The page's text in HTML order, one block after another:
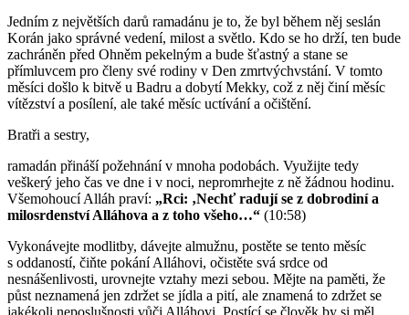
Jedním z největších darů ramadánu je to, že byl během něj seslán
Korán jako správné vedení, milost a světlo. Kdo se ho drží, ten bude
zachráněn před Ohněm pekelným a bude šťastný a stane se
přímluvcem pro členy své rodiny v Den zmrtvýchvstání. V tomto
měsíci došlo k bitvě u Badru a dobytí Mekky, což z něj činí měsíc
vítězství a posílení, ale také měsíc uctívání a očištění.
Bratři a sestry,
ramadán přináší požehnání v mnoha podobách. Využijte tedy
veškerý jeho čas ve dne i v noci, nepromrhejte z ně žádnou hodinu.
Všemohoucí Alláh praví: „Rci: ‚Nechť radují se z dobrodiní a
milosrdenství Alláhova a z toho všeho…“ (10:58)
Vykonávejte modlitby, dávejte almužnu, postěte se tento měsíc
s oddaností, čiňte pokání Alláhovi, očistěte svá srdce od
nesnášenlivosti, urovnejte vztahy mezi sebou. Mějte na paměti, že
půst neznamená jen zdržet se jídla a pití, ale znamená to zdržet se
jakékoli neposlušnosti vůči Alláhovi. Postící se člověk by si měl